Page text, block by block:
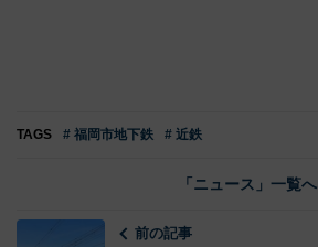
TAGS # 福岡市地下鉄 # 近鉄
「ニュース」一覧へ
前の記事